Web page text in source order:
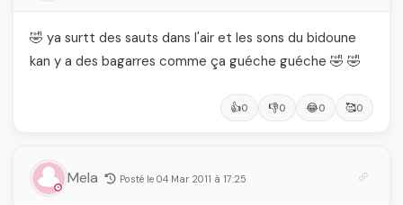
🤣 ya surtt des sauts dans l'air et les sons du bidoune
kan y a des bagarres comme ça guéche guéche 🤣 🤣
👍0 👎0 😂0 🥰0
Mela Posté le 04 Mar 2011 à 17:25